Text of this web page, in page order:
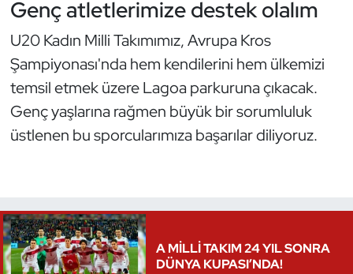
Genç atletlerimize destek olalım
U20 Kadın Milli Takımımız, Avrupa Kros
Şampiyonası'nda hem kendilerini hem ülkemizi
temsil etmek üzere Lagoa parkuruna çıkacak.
Genç yaşlarına rağmen büyük bir sorumluluk
üstlenen bu sporcularımıza başarılar diliyoruz.
A MİLLİ TAKIM 24 YIL SONRA
DÜNYA KUPASI’NDA!
Triatlon
Voleybol
Vücut Geliştirme Fitness
Yüzme